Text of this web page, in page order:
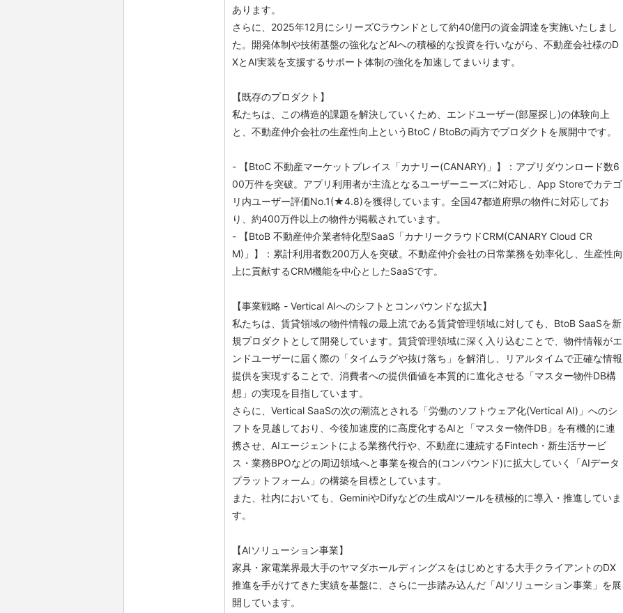
あります。
さらに、2025年12月にシリーズCラウンドとして約40億円の資金調達を実施いたしまし
た。開発体制や技術基盤の強化などAIへの積極的な投資を行いながら、不動産会社様のD
XとAI実装を支援するサポート体制の強化を加速してまいります。
【既存のプロダクト】
私たちは、この構造的課題を解決していくため、エンドユーザー(部屋探し)の体験向上
と、不動産仲介会社の生産性向上というBtoC / BtoBの両方でプロダクトを展開中です。
- 【BtoC 不動産マーケットプレイス「カナリー(CANARY)」】：アプリダウンロード数6
00万件を突破。アプリ利用者が主流となるユーザーニーズに対応し、App Storeでカテゴ
リ内ユーザー評価No.1(★4.8)を獲得しています。全国47都道府県の物件に対応してお
り、約400万件以上の物件が掲載されています。
- 【BtoB 不動産仲介業者特化型SaaS「カナリークラウドCRM(CANARY Cloud CR
M)」】：累計利用者数200万人を突破。不動産仲介会社の日常業務を効率化し、生産性向
上に貢献するCRM機能を中心としたSaaSです。
【事業戦略 - Vertical AIへのシフトとコンパウンドな拡大】
私たちは、賃貸領域の物件情報の最上流である賃貸管理領域に対しても、BtoB SaaSを新
規プロダクトとして開発しています。賃貸管理領域に深く入り込むことで、物件情報がエ
ンドユーザーに届く際の「タイムラグや抜け落ち」を解消し、リアルタイムで正確な情報
提供を実現することで、消費者への提供価値を本質的に進化させる「マスター物件DB構
想」の実現を目指しています。
さらに、Vertical SaaSの次の潮流とされる「労働のソフトウェア化(Vertical AI)」へのシ
フトを見越しており、今後加速度的に高度化するAIと「マスター物件DB」を有機的に連
携させ、AIエージェントによる業務代行や、不動産に連続するFintech・新生活サービ
ス・業務BPOなどの周辺領域へと事業を複合的(コンパウンド)に拡大していく「AIデータ
プラットフォーム」の構築を目標としています。
また、社内においても、GeminiやDifyなどの生成AIツールを積極的に導入・推進していま
す。
【AIソリューション事業】
家具・家電業界最大手のヤマダホールディングスをはじめとする大手クライアントのDX
推進を手がけてきた実績を基盤に、さらに一歩踏み込んだ「AIソリューション事業」を展
開しています。